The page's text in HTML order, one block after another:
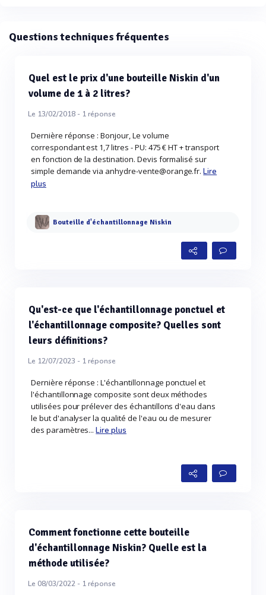
Questions techniques fréquentes
Quel est le prix d'une bouteille Niskin d'un
volume de 1 à 2 litres?
Le 13/02/2018 - 1réponse
Dernière réponse : Bonjour, Le volume
correspondant est 1,7 litres - PU: 475 € HT + transport
en fonction de la destination. Devis formalisé sur
simple demande via anhydre-vente@orange.fr.Lire
plus
Bouteille d'échantillonnage Niskin
Qu'est-ce que l'échantillonnage ponctuel et
l'échantillonnage composite? Quelles sont
leurs définitions?
Le 12/07/2023 - 1réponse
Dernière réponse : L'échantillonnage ponctuel et
l'échantillonnage composite sont deux méthodes
utilisées pour prélever des échantillons d'eau dans
le but d'analyser la qualité de l'eau ou de mesurer
des paramètres...Lire plus
Comment fonctionne cette bouteille
d'échantillonnage Niskin? Quelle est la
méthode utilisée?
Le 08/03/2022 - 1réponse